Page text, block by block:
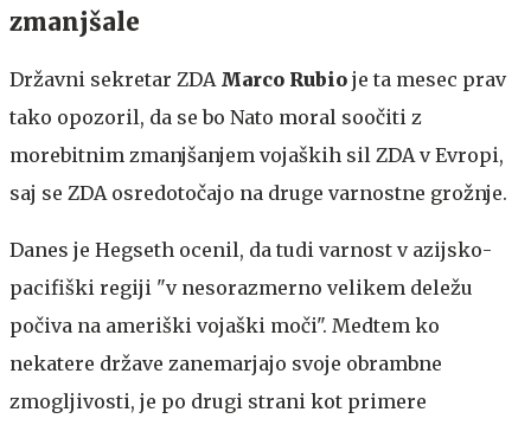
zmanjšale
Državni sekretar ZDA Marco Rubio je ta mesec prav
tako opozoril, da se bo Nato moral soočiti z
morebitnim zmanjšanjem vojaških sil ZDA v Evropi,
saj se ZDA osredotočajo na druge varnostne grožnje.
Danes je Hegseth ocenil, da tudi varnost v azijsko-
pacifiški regiji "v nesorazmerno velikem deležu
počiva na ameriški vojaški moči". Medtem ko
nekatere države zanemarjajo svoje obrambne
zmogljivosti, je po drugi strani kot primere